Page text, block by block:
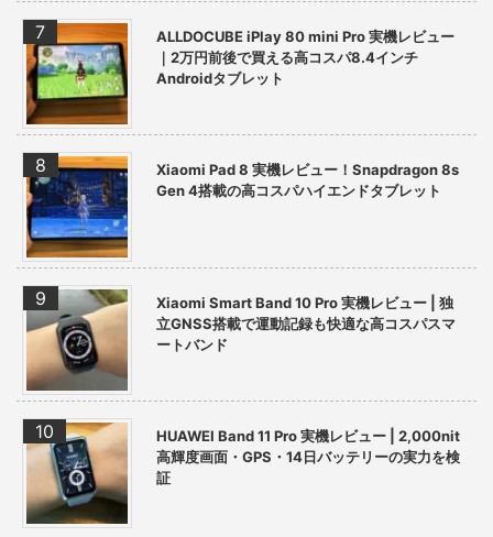
ALLDOCUBE iPlay 80 mini Pro 実機レビュー
｜2万円前後で買える高コスパ8.4インチ
Androidタブレット
Xiaomi Pad 8 実機レビュー！Snapdragon 8s
Gen 4搭載の高コスパハイエンドタブレット
Xiaomi Smart Band 10 Pro 実機レビュー | 独
立GNSS搭載で運動記録も快適な高コスパスマ
ートバンド
HUAWEI Band 11 Pro 実機レビュー | 2,000nit
高輝度画面・GPS・14日バッテリーの実力を検
証